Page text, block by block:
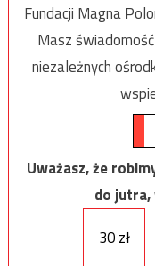
Fundacji Magna
Masz
niezależnych
Uważasz, że
do jutra,
30 zł